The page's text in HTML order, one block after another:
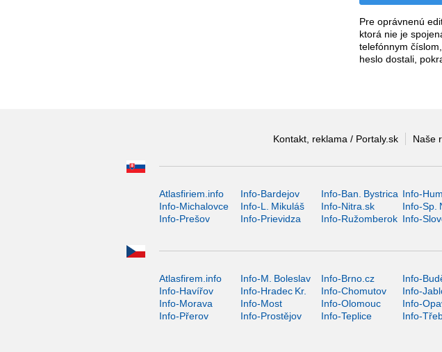
Pre oprávnenú
ktorá nie je
telefónnym
heslo dostali,
Kontakt, reklama / Portaly.sk Naše
Atlasfiriem.info Info-Bardejov Info-Ban. Bystrica Info-
Info-Michalovce
Info-L. Mikuláš Info-Nitra.sk Info-Sp.
Info-Prešov
Info-Prievidza Info-Ružomberok Info-
Atlasfirem.info Info-M. Boleslav Info-Brno.cz Info-
Info-Havířov
Info-Hradec Kr. Info-Chomutov Info-
Info-Morava
Info-Most Info-Olomouc Info-
Info-Přerov
Info-Prostějov Info-Teplice Info-